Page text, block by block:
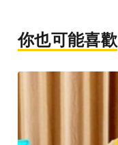
你也可能喜歡